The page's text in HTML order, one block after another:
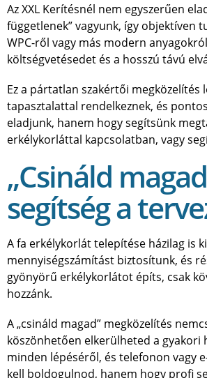
Az XXL Kerítésnél nem egyszerűen
függetlenek” vagyunk, így objektíven
WPC-ről vagy más modern
költségvetésedet és a hosszú távú
Ez a pártatlan szakértői
tapasztalattal rendelkeznek, és
eladjunk, hanem hogy segítsünk
erkélykorláttal kapcsolatban, vagy
„Csináld
segítség a
A fa erkélykorlát telepítése házilag is
mennyiségszámítást biztosítunk, és
gyönyörű erkélykorlátot építs, csak
hozzánk.
A „csináld magad” megközelítés
köszönhetően elkerülheted a
minden lépéséről, és telefonon vagy
kell boldogulnod, hanem hogy profi